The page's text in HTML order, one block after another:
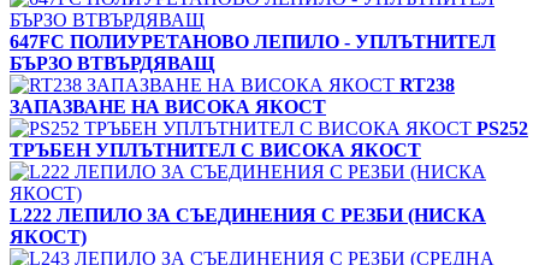
647FC ПОЛИУРЕТАНОВО ЛЕПИЛО - УПЛЪТНИТЕЛ
БЪРЗО ВТВЪРДЯВАЩ
RT238
ЗАПАЗВАНЕ НА ВИСОКА ЯКОСТ
PS252
ТРЪБЕН УПЛЪТНИТЕЛ С ВИСОКА ЯКОСТ
L222 ЛЕПИЛО ЗА СЪЕДИНЕНИЯ С РЕЗБИ (НИСКА
ЯКОСТ)